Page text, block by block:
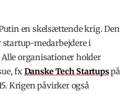
en skelsættende krig. Den
medarbejdere i
organisationer holder
fx Danske Tech Startupspå
Krigen påvirker også